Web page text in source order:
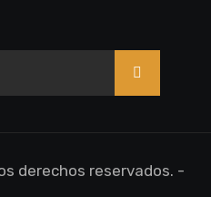
>
derechos reservados. -